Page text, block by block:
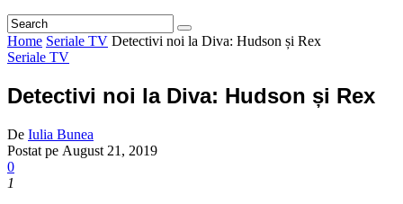
Home Seriale TV Detectivi noi la Diva: Hudson și Rex
Seriale TV
Detectivi noi la Diva: Hudson și Rex
De Iulia Bunea
Postat pe August 21, 2019
0
1